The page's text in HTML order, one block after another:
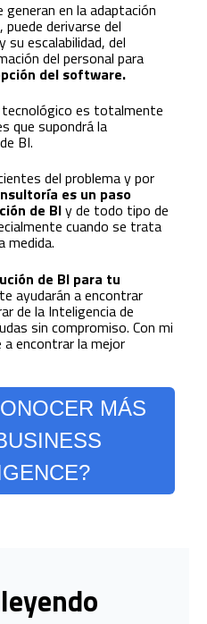
en la adaptación
derivarse del
escalabilidad, del
del personal para
del software.
es totalmente
que supondrá la
BI.
del problema y por
es un paso
de BIy de todo tipo de
cuando se trata
medida.
de BI para tu
ayudarán a encontrar
de la Inteligencia de
sin compromiso. Con mi
a encontrar la mejor
MÁS